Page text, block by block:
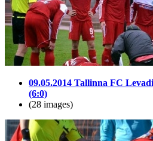
09.05.2014 Tallinna FC
(6:0)
(28 images)